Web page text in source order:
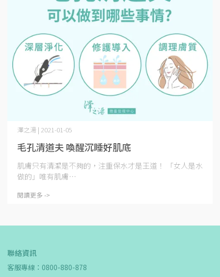
毛孔清道夫 喚醒沉睡好肌底
澤之湯 | 2021-01-05
肌膚只有清潔是不夠的，注重保水才是王道！ 「女人是水
做的」唯有肌膚⋯
閱讀更多 ->
聯絡資訊
客服專線：0800-880-878